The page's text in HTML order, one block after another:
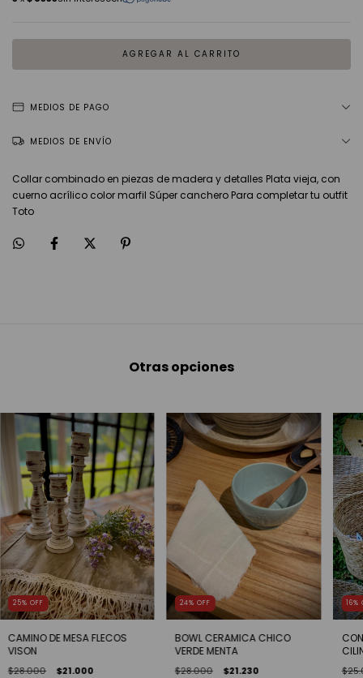
MEDIOS DE PAGO
MEDIOS DE ENVÍO
Collar combinado en piezas de madera y detalles Plata vieja, con
cuerno acrílico color marfil Súper canchero Para completar tu outfit
Toto
Otras opciones
25% OFF
CAMINO DE MESA FLECOS
VISON
$28.000 $21.000
24% OFF
BOWL CERAMICA CHICO
VERDE MENTA
$28.000 $21.230
16%